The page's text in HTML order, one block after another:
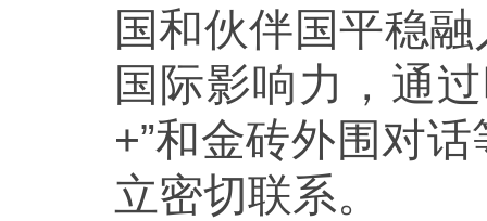
国和伙伴国平稳
国际影响力，通
+”和金砖外围对
立密切联系。